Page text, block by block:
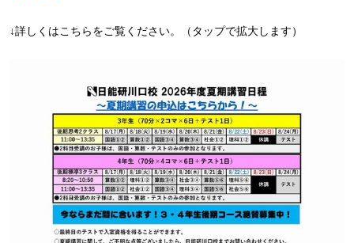
↓詳しくはこちらをご覧ください。（タップで拡大します）